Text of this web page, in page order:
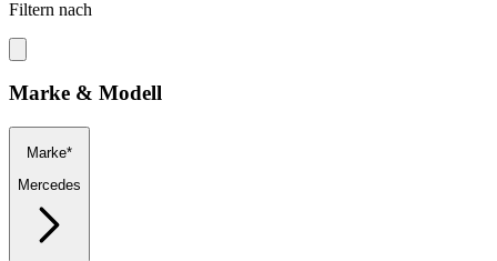
Filtern nach
Marke & Modell
Marke*
Mercedes